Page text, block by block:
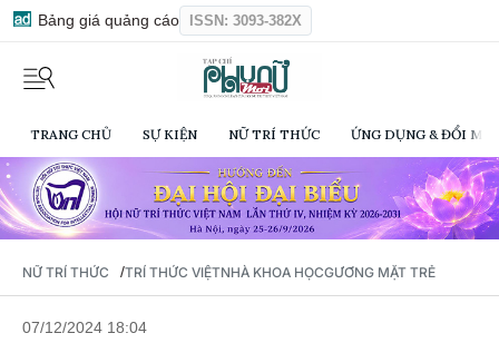
Bảng giá quảng cáo ISSN: 3093-382X
TRANG CHỦ SỰ KIỆN NỮ TRÍ THỨC ỨNG DỤNG & ĐỔI
NỮ TRÍ THỨC /TRÍ THỨC VIỆTNHÀ KHOA HỌCGƯƠNG MẶT TRẺ
07/12/2024 18:04